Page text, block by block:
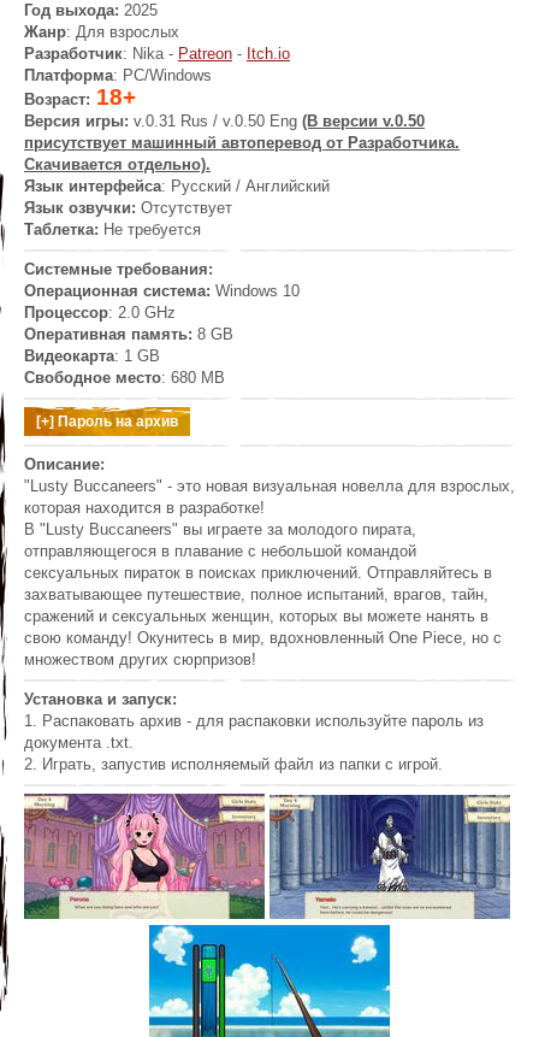
Год выхода: 2025
Жанр: Для взрослых
Разработчик: Nika - Patreon - Itch.io
Платформа: PC/Windows
Возраст: 18+
Версия игры: v.0.31 Rus / v.0.50 Eng (В версии v.0.50
присутствует машинный автоперевод от Разработчика.
Скачивается отдельно).
Язык интерфейса: Русский / Английский
Язык озвучки: Отсутствует
Таблетка: Не требуется
Системные требования:
Операционная система: Windows 10
Процессор: 2.0 GHz
Оперативная память: 8 GB
Видеокарта: 1 GB
Свободное место: 680 MB
Описание:
"Lusty Buccaneers" - это новая визуальная новелла для взрослых,
которая находится в разработке!
В "Lusty Buccaneers" вы играете за молодого пирата,
отправляющегося в плавание с небольшой командой
сексуальных пираток в поисках приключений. Отправляйтесь в
захватывающее путешествие, полное испытаний, врагов, тайн,
сражений и сексуальных женщин, которых вы можете нанять в
свою команду! Окунитесь в мир, вдохновленный One Piece, но с
множеством других сюрпризов!​
Установка и запуск:
1. Распаковать архив - для распаковки используйте пароль из
документа .txt.
2. Играть, запустив исполняемый файл из папки с игрой.